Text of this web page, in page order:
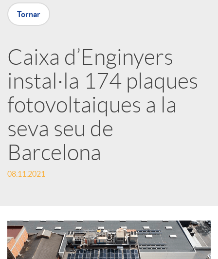
X
a
r
x
e
s
o
Tornar
Caixa d’Enginyers
instal·la 174 plaques
fotovoltaiques a la
seva seu de
Barcelona
08.11.2021